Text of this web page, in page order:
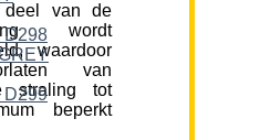
deel van de
wordt
waardoor
van
straling tot
beperkt